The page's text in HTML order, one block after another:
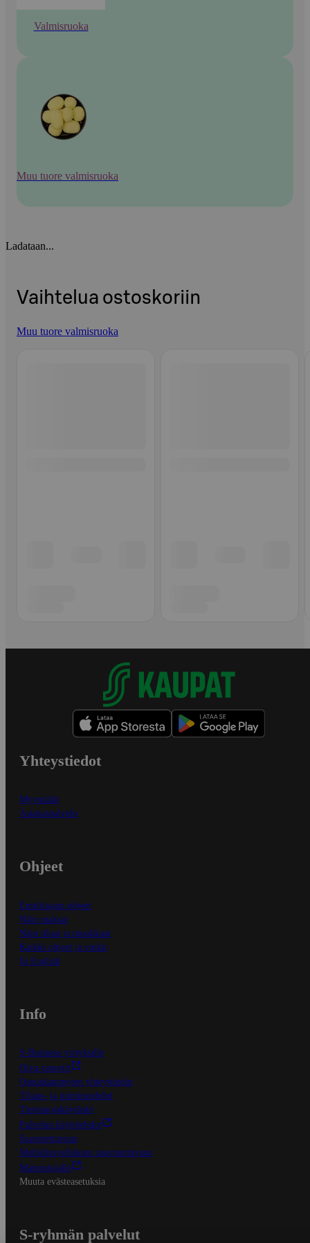
Valmisruoka
Muu tuore valmisruoka
Ladataan...
Vaihtelua ostoskoriin
Muu tuore valmisruoka
Yhteystiedot
Myymälät
Asiakaspalvelu
Ohjeet
Ensitilaajan ohjeet
Näin maksat
Näin tilaat ja muokkaat
Kaikki ohjeet ja vinkit
In English
Info
S-Business yrityksille
Oiva-raportit
Osuuskauppojen yhteystiedot
Tilaus- ja toimitusehdot
Tietosuojakäytäntö
Palvelun käyttöehdot
Saavutettavuus
Mobiilisovelluksen saavutettavuus
Mainostajalle
Muuta evästeasetuksia
S-ryhmän palvelut